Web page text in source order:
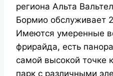
региона Альта
Бормио обслуживает
Имеются умеренные
фрирайда, есть
самой высокой точке
парк с различными